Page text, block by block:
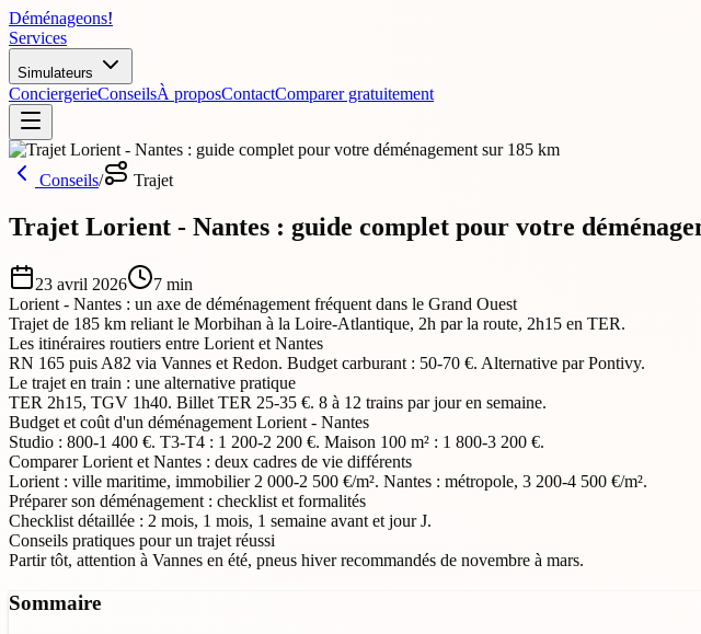
Déménageons!
Services
Simulateurs
ConciergerieConseilsÀ proposContactComparer gratuitement
Conseils/ Trajet
Trajet Lorient - Nantes : guide complet pour votre
23 avril 2026 7 min
Lorient - Nantes : un axe de déménagement fréquent dans le Grand Ouest
Trajet de 185 km reliant le Morbihan à la Loire-Atlantique, 2h par la route, 2h15 en TER.
Les itinéraires routiers entre Lorient et Nantes
RN 165 puis A82 via Vannes et Redon. Budget carburant : 50-70 €. Alternative par Pontivy.
Le trajet en train : une alternative pratique
TER 2h15, TGV 1h40. Billet TER 25-35 €. 8 à 12 trains par jour en semaine.
Budget et coût d'un déménagement Lorient - Nantes
Studio : 800-1 400 €. T3-T4 : 1 200-2 200 €. Maison 100 m² : 1 800-3 200 €.
Comparer Lorient et Nantes : deux cadres de vie différents
Lorient : ville maritime, immobilier 2 000-2 500 €/m². Nantes : métropole, 3 200-4 500 €/m².
Préparer son déménagement : checklist et formalités
Checklist détaillée : 2 mois, 1 mois, 1 semaine avant et jour J.
Conseils pratiques pour un trajet réussi
Partir tôt, attention à Vannes en été, pneus hiver recommandés de novembre à mars.
Sommaire